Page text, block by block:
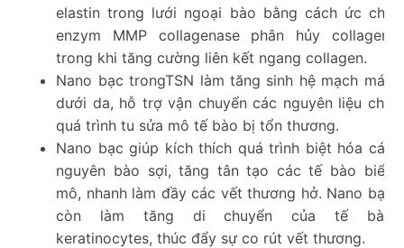
elastin trong lưới ngoại bào bằng cách ức chế
enzym MMP collagenase phân hủy collagen,
trong khi tăng cường liên kết ngang collagen.
Nano bạc trongTSN làm tăng sinh hệ mạch máu
dưới da, hỗ trợ vận chuyển các nguyên liệu cho
quá trình tu sửa mô tế bào bị tổn thương.
Nano bạc giúp kích thích quá trình biệt hóa các
nguyên bào sợi, tăng tân tạo các tế bào biểu
mô, nhanh làm đầy các vết thương hở. Nano bạc
còn làm tăng di chuyển của tế bào
keratinocytes, thúc đẩy sự co rút vết thương.